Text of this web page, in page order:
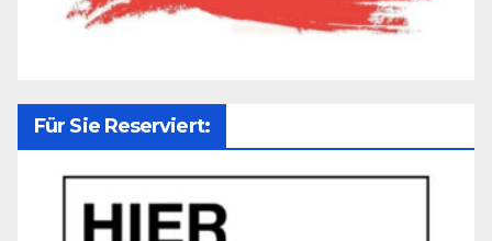
Für Sie Reserviert: